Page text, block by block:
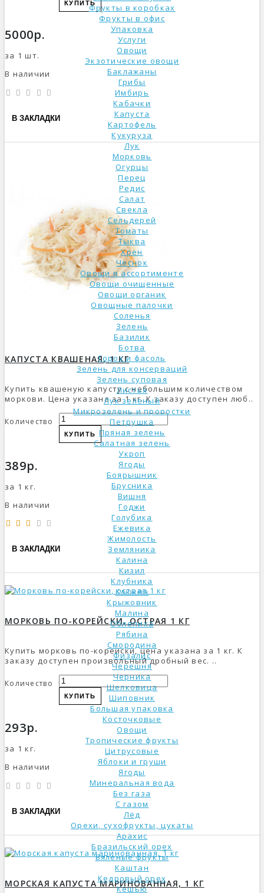
Фрукты в коробках
Фрукты в офис
Упаковка
Услуги
Овощи
Экзотические овощи
Баклажаны
Грибы
Имбирь
Кабачки
Капуста
Картофель
Кукуруза
Лук
Морковь
Огурцы
Перец
Редис
Салат
Свекла
Сельдерей
Томаты
Тыква
Хрен
Чеснок
Овощи в ассортименте
Овощи очищенные
Овощи органик
Овощные палочки
Соленья
Зелень
Базилик
Ботва
Горох и фасоль
Зелень для консерваций
Зелень суповая
Листья
Лук зеленый
Микрозелень и проростки
Петрушка
Пряная зелень
Салатная зелень
Укроп
Ягоды
Боярышник
Брусника
Вишня
Годжи
Голубика
Ежевика
Жимолость
Земляника
Калина
Кизил
Клубника
Клюква
Крыжовник
Малина
Облепиха
Рябина
Смородина
Физалис
Черешня
Черника
Шелковица
Шиповник
Большая упаковка
Косточковые
Овощи
Тропические фрукты
Цитрусовые
Яблоки и груши
Ягоды
Минеральная вода
Без газа
С газом
Лёд
Орехи, сухофрукты, цукаты
Арахис
Бразильский орех
Вяленые фрукты
Каштан
Кедровый орех
Кешью
КУПИТЬ
5000р.
за 1 шт.
В наличии
В ЗАКЛАДКИ
КАПУСТА КВАШЕНАЯ, 1 КГ
Купить квашеную капусту с небольшим количеством
моркови. Цена указана за 1 кг. К заказу доступен люб..
Количество
КУПИТЬ
389р.
за 1 кг.
В наличии
В ЗАКЛАДКИ
МОРКОВЬ ПО-КОРЕЙСКИ, ОСТРАЯ 1 КГ
Купить морковь по-корейски, цена указана за 1 кг. К
заказу доступен произвольный дробный вес. ..
Количество
КУПИТЬ
293р.
за 1 кг.
В наличии
В ЗАКЛАДКИ
МОРСКАЯ КАПУСТА МАРИНОВАННАЯ, 1 КГ